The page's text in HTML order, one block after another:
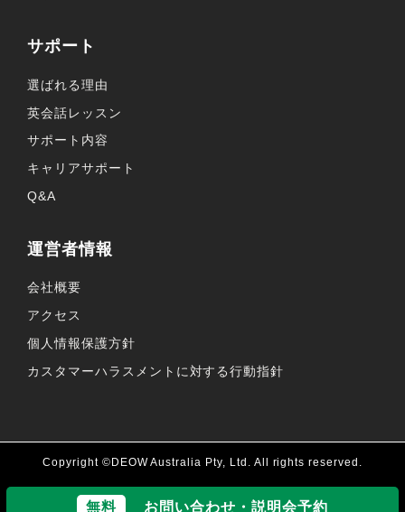
サポート
選ばれる理由
英会話レッスン
サポート内容
キャリアサポート
Q&A
運営者情報
会社概要
アクセス
個人情報保護方針
カスタマーハラスメントに対する行動指針
Copyright ©DEOW Australia Pty, Ltd. All rights reserved.
無料 お問い合わせ・説明会予約